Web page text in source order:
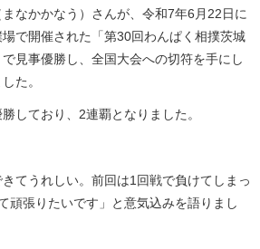
なかかなう）さんが、令和7年6月22日に
で開催された「第30回わんぱく相撲茨城
見事優勝し、全国大会への切符を手にし
た。
しており、2連覇となりました。
てうれしい。前回は1回戦で負けてしまっ
頑張りたいです」と意気込みを語りまし